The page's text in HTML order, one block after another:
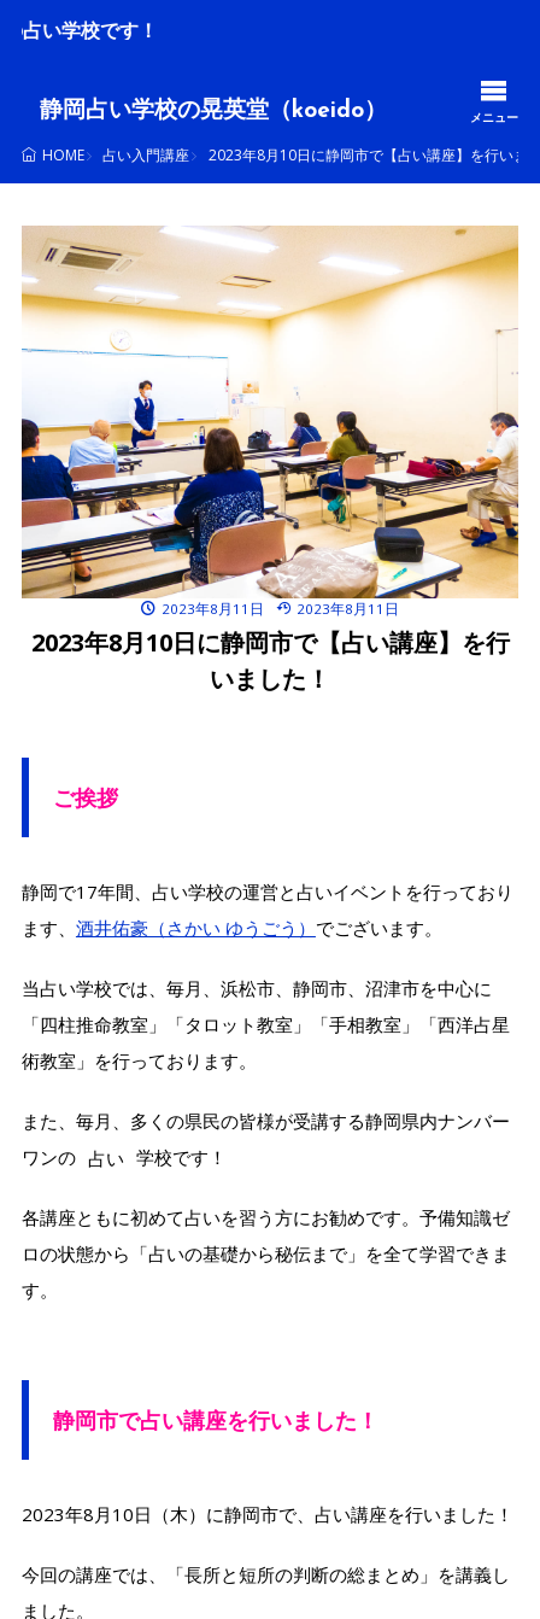
静岡占い学校の晃英堂（koeido） メニュー
HOME 占い入門講座 2023年8月10日に静岡市で【占い講座】を行いま
2023年8月11日 2023年8月11日
2023年8月10日に静岡市で【占い講座】を行
いました！
ご挨拶
静岡で17年間、占い学校の運営と占いイベントを行っており
ます、 酒井佑豪（さかい ゆうごう） でございます。
当占い学校では、毎月、浜松市、静岡市、沼津市を中心に
「四柱推命教室」「タロット教室」「手相教室」「西洋占星
術教室」を行っております。
また、毎月、多くの県民の皆様が受講する静岡県内ナンバー
ワンの 占い 学校です！
各講座ともに初めて占いを習う方にお勧めです。予備知識ゼ
ロの状態から「占いの基礎から秘伝まで」を全て学習できま
す。
静岡市で占い講座を行いました！
2023年8月10日（木）に静岡市で、占い講座を行いました！
今回の講座では、「長所と短所の判断の総まとめ」を講義し
ました。